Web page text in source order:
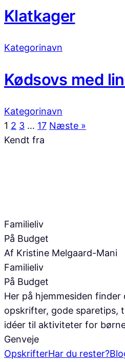
Klatkager
Kategorinavn
Kødsovs med
Kategorinavn
1 2 3 … 17 Næste »
Kendt fra
Familieliv
På Budget
Af Kristine Melgaard-Mani
Familieliv
På Budget
Her på hjemmesiden finder
opskrifter, gode sparetips,
idéer til aktiviteter for
Genveje
OpskrifterHar du rester?